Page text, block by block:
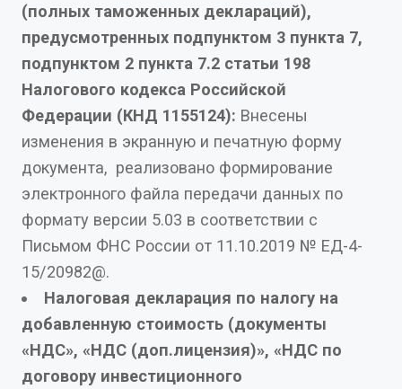
(полных таможенных деклараций),
предусмотренных подпунктом 3 пункта 7,
подпунктом 2 пункта 7.2 статьи 198
Налогового кодекса Российской
Федерации (КНД 1155124): Внесены
изменения в экранную и печатную форму
документа, реализовано формирование
электронного файла передачи данных по
формату версии 5.03 в соответствии с
Письмом ФНС России от 11.10.2019 № ЕД-4-
15/20982@.
Налоговая декларация по налогу на
добавленную стоимость (документы
«НДС», «НДС (доп.лицензия)», «НДС по
договору инвестиционного